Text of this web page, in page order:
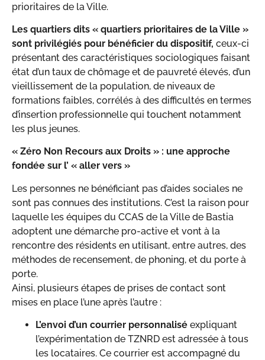
prioritaires de la Ville.
Les quartiers dits « quartiers prioritaires de la Ville »
sont privilégiés pour bénéficier du dispositif, ceux-ci
présentant des caractéristiques sociologiques faisant
état d’un taux de chômage et de pauvreté élevés, d’un
vieillissement de la population, de niveaux de
formations faibles, corrélés à des difficultés en termes
d’insertion professionnelle qui touchent notamment
les plus jeunes.
« Zéro Non Recours aux Droits » : une approche
fondée sur l’ « aller vers »
Les personnes ne bénéficiant pas d’aides sociales ne
sont pas connues des institutions. C’est la raison pour
laquelle les équipes du CCAS de la Ville de Bastia
adoptent une démarche pro-active et vont à la
rencontre des résidents en utilisant, entre autres, des
méthodes de recensement, de phoning, et du porte à
porte.
Ainsi, plusieurs étapes de prises de contact sont
mises en place l’une après l’autre :
L’envoi d’un courrier personnalisé expliquant
l’expérimentation de TZNRD est adressée à tous
les locataires. Ce courrier est accompagné du